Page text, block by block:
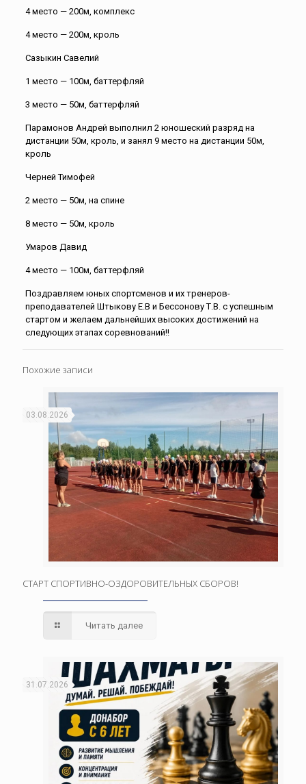
4 место — 200м, комплекс
4 место — 200м, кроль
Сазыкин Савелий
1 место — 100м, баттерфляй
3 место — 50м, баттерфляй
Парамонов Андрей выполнил 2 юношеский разряд на
дистанции 50м, кроль, и занял 9 место на дистанции 50м,
кроль
Черней Тимофей
2 место — 50м, на спине
8 место — 50м, кроль
Умаров Давид
4 место — 100м, баттерфляй
Поздравляем юных спортсменов и их тренеров-
преподавателей Штыкову Е.В и Бессонову Т.В. с успешным
стартом и желаем дальнейших высоких достижений на
следующих этапах соревнований!!
Похожие записи
03.08.2026
СТАРТ СПОРТИВНО-ОЗДОРОВИТЕЛЬНЫХ СБОРОВ!
Читать далее
31.07.2026